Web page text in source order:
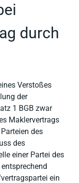
durch
Verstoßes
der
1 BGB zwar
Maklervertrags
des
des
einer Partei des
ein